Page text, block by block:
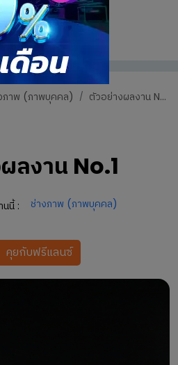
ภาพ (ภาพบุคคล) ตัวอย่างผลงาน N...
ลงาน No.1
นนี้ : ช่างภาพ (ภาพบุคคล)
คุยกับฟรีแลนซ์